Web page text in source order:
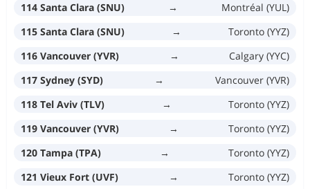
114 Santa Clara (SNU)
→
Montréal (YUL)
115 Santa Clara (SNU)
→
Toronto (YYZ)
116 Vancouver (YVR)
→
Calgary (YYC)
117 Sydney (SYD)
→
Vancouver (YVR)
118 Tel Aviv (TLV)
→
Toronto (YYZ)
119 Vancouver (YVR)
→
Toronto (YYZ)
120 Tampa (TPA)
→
Toronto (YYZ)
121 Vieux Fort (UVF)
→
Toronto (YYZ)